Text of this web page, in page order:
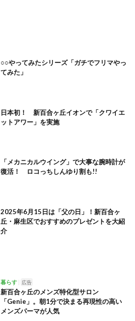
○○やってみたシリーズ「ガチでフリマやっ
てみた」
日本初！ 新百合ヶ丘イオンで「クワイエ
ットアワー」を実施
「メカニカルウイング」で大事な腕時計が
復活！ ロコっちしんゆり割も!!
2025年6月15日は「父の日」！新百合ヶ
丘・麻生区でおすすめのプレゼントを大紹
介
暮らす 広告
新百合ヶ丘のメンズ特化型サロン
「Genie」。朝1分で決まる再現性の高い
メンズパーマが人気